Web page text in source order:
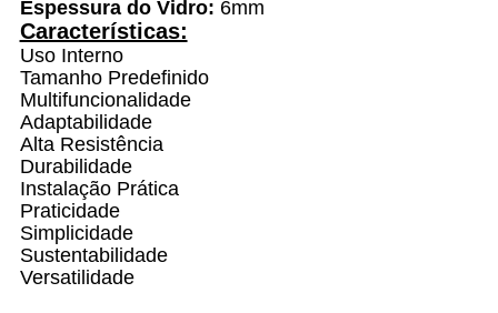
Espessura do Vidro: 6mm
Características:
Uso Interno
Tamanho Predefinido
Multifuncionalidade
Adaptabilidade
Alta Resistência
Durabilidade
Instalação Prática
Praticidade
Simplicidade
Sustentabilidade
Versatilidade